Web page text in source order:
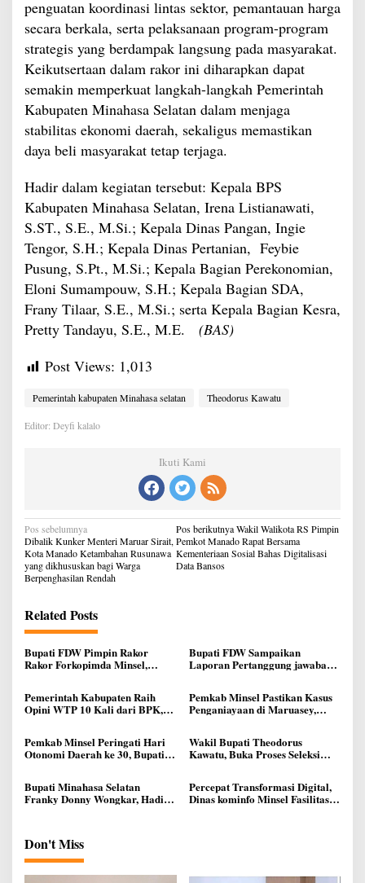
penguatan koordinasi lintas sektor, pemantauan harga
secara berkala, serta pelaksanaan program-program
strategis yang berdampak langsung pada masyarakat.
Keikutsertaan dalam rakor ini diharapkan dapat
semakin memperkuat langkah-langkah Pemerintah
Kabupaten Minahasa Selatan dalam menjaga
stabilitas ekonomi daerah, sekaligus memastikan
daya beli masyarakat tetap terjaga.
Hadir dalam kegiatan tersebut: Kepala BPS
Kabupaten Minahasa Selatan, Irena Listianawati,
S.ST., S.E., M.Si.; Kepala Dinas Pangan, Ingie
Tengor, S.H.; Kepala Dinas Pertanian, Feybie
Pusung, S.Pt., M.Si.; Kepala Bagian Perekonomian,
Eloni Sumampouw, S.H.; Kepala Bagian SDA,
Frany Tilaar, S.E., M.Si.; serta Kepala Bagian Kesra,
Pretty Tandayu, S.E., M.E. (BAS)
Post Views: 1,013
Pemerintah kabupaten Minahasa selatan Theodorus Kawatu
Editor: Deyfi kalalo
Ikuti Kami
Navigasi
pos
Pos sebelumnya
Dibalik Kunker Menteri Maruar Sirait,
Kota Manado Ketambahan Rusunawa
yang dikhususkan bagi Warga
Berpenghasilan Rendah
Pos berikutnyaWakil Walikota RS Pimpin
Pemkot Manado Rapat Bersama
Kementeriaan Sosial Bahas Digitalisasi
Data Bansos
Related Posts
Bupati FDW Pimpin Rakor
Rakor Forkopimda Minsel,
Bupati FDW Sampaikan
Laporan Pertanggung jawaban
Pemerintah Kabupaten Raih
Opini WTP 10 Kali dari BPK,
Akuntable
Pemkab Minsel Pastikan Kasus
Penganiayaan di Maruasey,
Pemkab Minsel Peringati Hari
Otonomi Daerah ke 30, Bupati
Wakil Bupati Theodorus
Kawatu, Buka Proses Seleksi
Bupati Minahasa Selatan
Franky Donny Wongkar, Hadiri
Percepat Transformasi Digital,
Dinas kominfo Minsel Fasilitasi
Don't Miss